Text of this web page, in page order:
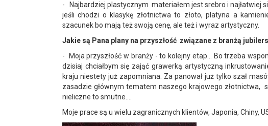
- Najbardziej plastycznym materiałem jest srebro i najłatwiej
jeśli chodzi o klasykę złotnictwa to złoto, platyna a
szacunek bo mają też swoją cenę, ale też i wyraz artystyczny.
Jakie są Pana plany na przyszłość związane z branżą
- Moja przyszłość w branży - to kolejny etap... Bo trzeba
dzisiaj chciałbym się zająć grawerką artystyczną
kraju niestety już zapomniana. Za panował już tylko szał
zasadzie głównym tematem naszego krajowego złotnictwa,
nieliczne to smutne....
Moje prace są u wielu zagranicznych klientów, Japonia, Chiny,